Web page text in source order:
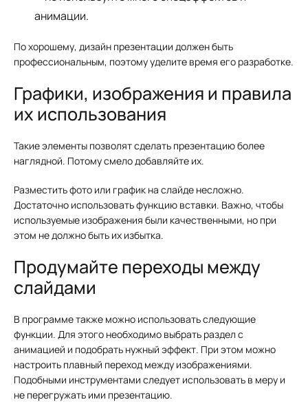
анимации.
По хорошему, дизайн презентации должен быть
профессиональным, поэтому уделите время его разработке.
Графики, изображения и правила
их использования
Такие элементы позволят сделать презентацию более
наглядной. Потому смело добавляйте их.
Разместить фото или график на слайде несложно.
Достаточно использовать функцию вставки. Важно, чтобы
используемые изображения были качественными, но при
этом не должно быть их избытка.
Продумайте переходы между
слайдами
В программе также можно использовать следующие
функции. Для этого необходимо выбрать раздел с
анимацией и подобрать нужный эффект. При этом можно
настроить плавный переход между изображениями.
Подобными инструментами следует использовать в меру и
не перегружать ими презентацию.